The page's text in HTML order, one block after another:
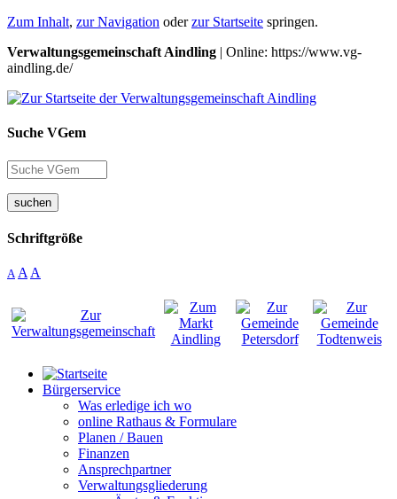
Zum Inhalt, zur Navigation oderzur Startseite springen.
Verwaltungsgemeinschaft Aindling | Online: https://www.vg-
aindling.de/
Suche VGem
suchen
Schriftgröße
A A A
Bürgerservice
Was erledige ich wo
online Rathaus & Formulare
Planen / Bauen
Finanzen
Ansprechpartner
Verwaltungsgliederung